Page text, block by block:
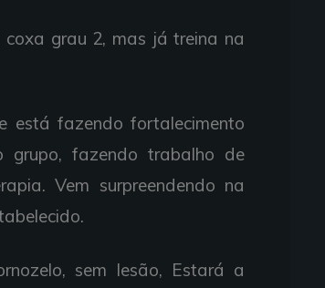
grau 2, mas já treina na
está fazendo fortalecimento
grupo, fazendo trabalho de
Vem surpreendendo na
sem lesão, Estará a